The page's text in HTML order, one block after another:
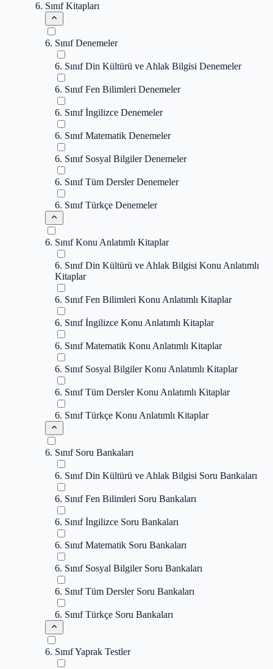
6. Sınıf Kitapları
6. Sınıf Denemeler
6. Sınıf Din Kültürü ve Ahlak Bilgisi Denemeler
6. Sınıf Fen Bilimleri Denemeler
6. Sınıf İngilizce Denemeler
6. Sınıf Matematik Denemeler
6. Sınıf Sosyal Bilgiler Denemeler
6. Sınıf Tüm Dersler Denemeler
6. Sınıf Türkçe Denemeler
6. Sınıf Konu Anlatımlı Kitaplar
6. Sınıf Din Kültürü ve Ahlak Bilgisi Konu Anlatımlı
Kitaplar
6. Sınıf Fen Bilimleri Konu Anlatımlı Kitaplar
6. Sınıf İngilizce Konu Anlatımlı Kitaplar
6. Sınıf Matematik Konu Anlatımlı Kitaplar
6. Sınıf Sosyal Bilgiler Konu Anlatımlı Kitaplar
6. Sınıf Tüm Dersler Konu Anlatımlı Kitaplar
6. Sınıf Türkçe Konu Anlatımlı Kitaplar
6. Sınıf Soru Bankaları
6. Sınıf Din Kültürü ve Ahlak Bilgisi Soru Bankaları
6. Sınıf Fen Bilimleri Soru Bankaları
6. Sınıf İngilizce Soru Bankaları
6. Sınıf Matematik Soru Bankaları
6. Sınıf Sosyal Bilgiler Soru Bankaları
6. Sınıf Tüm Dersler Soru Bankaları
6. Sınıf Türkçe Soru Bankaları
6. Sınıf Yaprak Testler